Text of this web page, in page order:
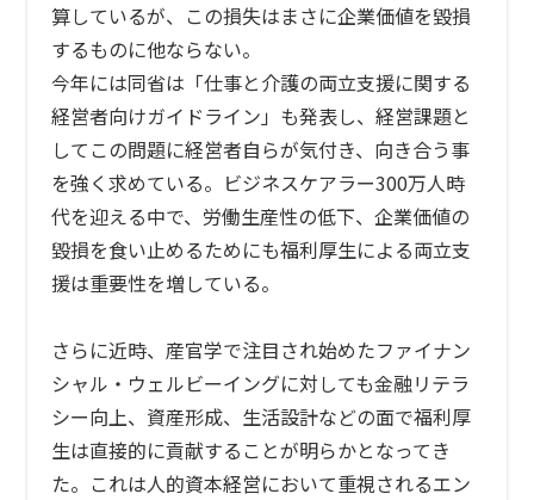
算しているが、この損失はまさに企業価値を毀損
するものに他ならない。
今年には同省は「仕事と介護の両立支援に関する
経営者向けガイドライン」も発表し、経営課題と
してこの問題に経営者自らが気付き、向き合う事
を強く求めている。ビジネスケアラー300万人時
代を迎える中で、労働生産性の低下、企業価値の
毀損を食い止めるためにも福利厚生による両立支
援は重要性を増している。
さらに近時、産官学で注目され始めたファイナン
シャル・ウェルビーイングに対しても金融リテラ
シー向上、資産形成、生活設計などの面で福利厚
生は直接的に貢献することが明らかとなってき
た。これは人的資本経営において重視されるエン